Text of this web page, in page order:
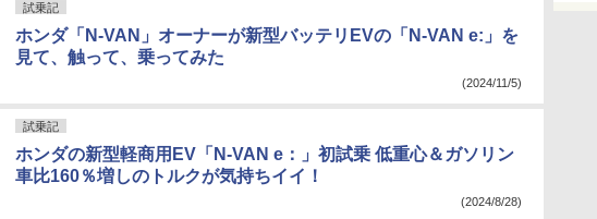
試乗記
ホンダ「N-VAN」オーナーが新型バッテリEVの「N-VAN e:」を
見て、触って、乗ってみた
(2024/11/5)
試乗記
ホンダの新型軽商用EV「N-VAN e：」初試乗 低重心＆ガソリン
車比160％増しのトルクが気持ちイイ！
(2024/8/28)